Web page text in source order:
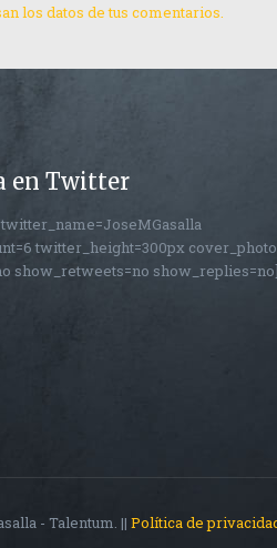
los datos de tus comentarios.
en Twitter
twitter_height=300px
show_retweets=no show_replies=no]
- Talentum. || Política de